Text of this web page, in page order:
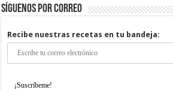
Síguenos por correo
Recibe nuestras recetas en tu bandeja: